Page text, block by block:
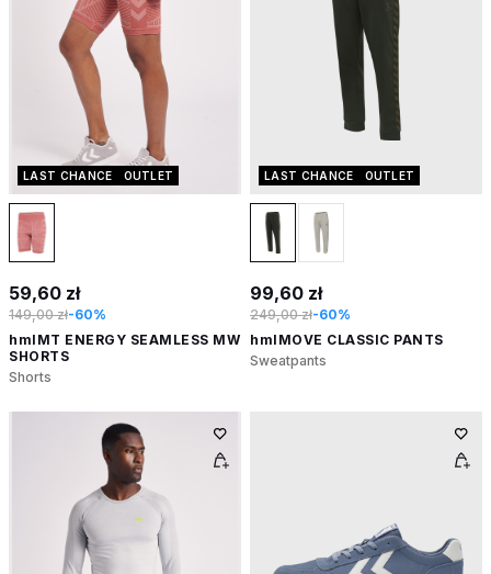
LAST CHANCE OUTLET
59,60 zł
149,00 zł-60%
hmlMT ENERGY SEAMLESS MW
SHORTS
Shorts
LAST CHANCE OUTLET
99,60 zł
249,00 zł-60%
hmlMOVE CLASSIC PANTS
Sweatpants